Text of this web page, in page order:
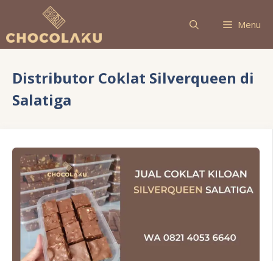
Langsung
isi
Menu
Distributor Coklat Silverqueen di
Salatiga